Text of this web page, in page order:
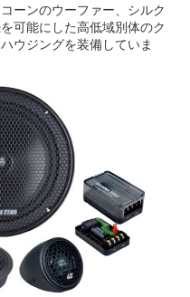
ーンのウーファー、シルク
可能にした高低域別体のク
ウジングを装備していま